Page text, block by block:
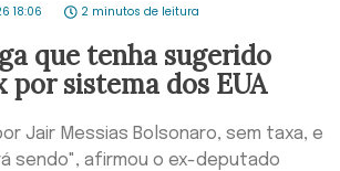
18:06 2 minutos de leitura
que tenha sugerido
por sistema dos EUA
Jair Messias Bolsonaro, sem taxa, e
sendo", afirmou o ex-deputado